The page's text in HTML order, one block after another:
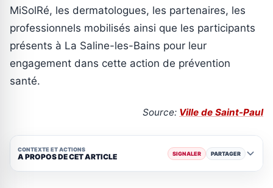
MiSolRé, les dermatologues, les partenaires, les
professionnels mobilisés ainsi que les participants
présents à La Saline-les-Bains pour leur
engagement dans cette action de prévention
santé.
Source: Ville de Saint-Paul
CONTEXTE ET ACTIONS
A PROPOS DE CET ARTICLE SIGNALER PARTAGER